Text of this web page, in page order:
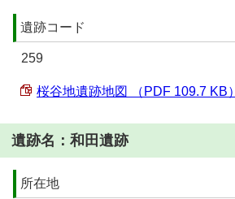
遺跡コード
259
桜谷地遺跡地図 （PDF 109.7 KB）
遺跡名：和田遺跡
所在地